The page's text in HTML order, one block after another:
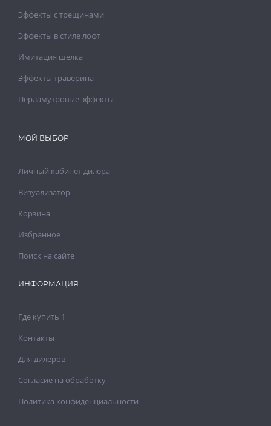
Эффекты с трещинами
Эффекты в стиле лофт
Имитация шелка
Эффекты траверина
Перламутровые эффекты
МОЙ ВЫБОР
Личный кабинет дилера
Визуализатор
Корзина
Избранное
Поиск на сайте
ИНФОРМАЦИЯ
Где купить 1
Контакты
Для дилеров
Согласие на обработку
Политика конфиденциальности